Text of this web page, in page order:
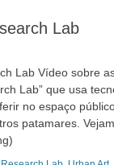
Lab
Lab Vídeo sobre
Lab” que usa
no espaço
patamares.